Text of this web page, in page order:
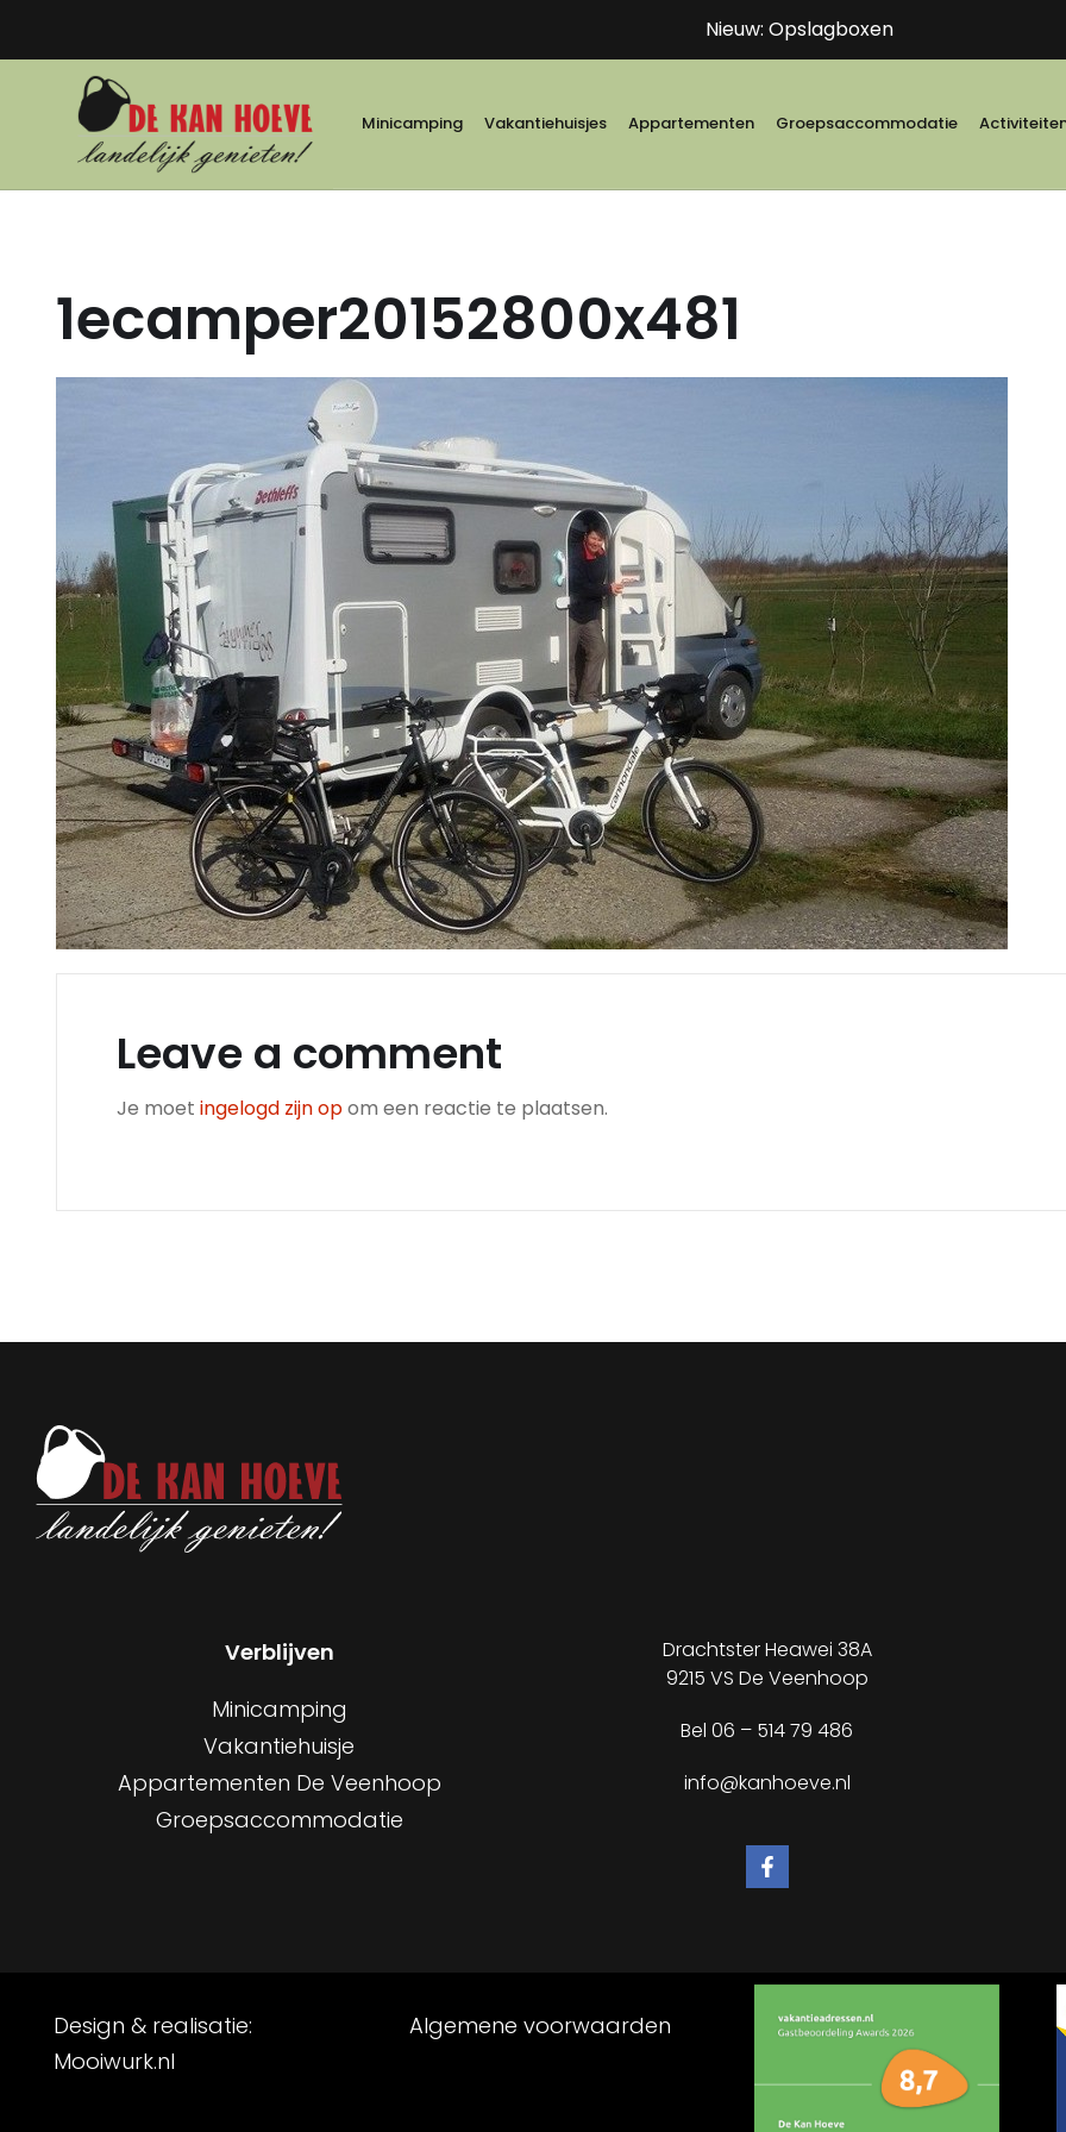
Nieuw: Opslagboxen
Minicamping Vakantiehuisjes Appartementen Groepsaccommodatie
1ecamper20152800x481
Leave a comment
Je moet ingelogd zijn opom een reactie te plaatsen.
Verblijven
Minicamping
Vakantiehuisje
Appartementen De Veenhoop
Groepsaccommodatie
Drachtster Heawei 38A
9215 VS De Veenhoop
Bel06 – 514 79 486
info@kanhoeve.nl
Design & realisatie:
Mooiwurk.nl
Algemene voorwaarden